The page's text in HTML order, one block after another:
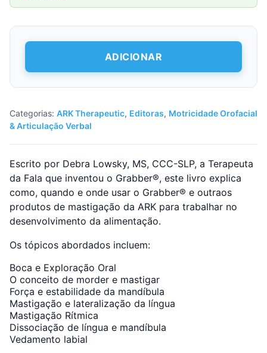
Quantidade
Livro
&
Estratégias
a
Mastigação
ADICIONAR
Categorias: ARK Therapeutic, Editoras, Motricidade Orofacial
& Articulação Verbal
Escrito por Debra Lowsky, MS, CCC-SLP, a Terapeuta
da Fala que inventou o Grabber®, este livro explica
como, quando e onde usar o Grabber® e outraos
produtos de mastigação da ARK para trabalhar no
desenvolvimento da alimentação.
Os tópicos abordados incluem:
Boca e Exploração Oral
O conceito de morder e mastigar
Força e estabilidade da mandíbula
Mastigação e lateralização da língua
Mastigação Rítmica
Dissociação de língua e mandíbula
Vedamento labial